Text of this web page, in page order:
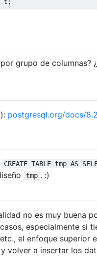
grupo de columnas?
postgresql.org/docs/
CREATE TABLE tmp AS
tmp . :)
no es muy buena
especialmente si
el enfoque superior
volver a insertar los